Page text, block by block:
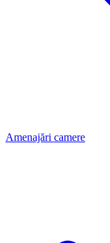
Amenajări camere